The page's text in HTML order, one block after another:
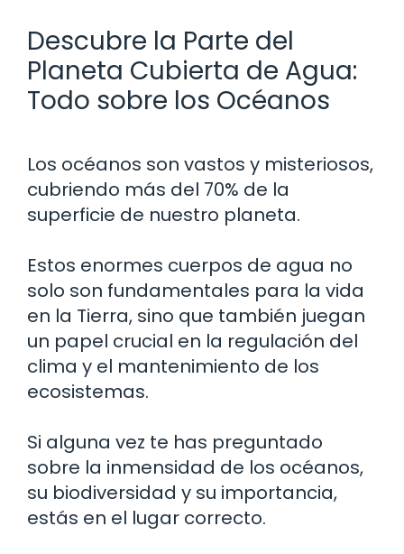
Descubre la Parte del
Planeta Cubierta de Agua:
Todo sobre los Océanos
Los océanos son vastos y misteriosos,
cubriendo más del 70% de la
superficie de nuestro planeta.
Estos enormes cuerpos de agua no
solo son fundamentales para la vida
en la Tierra, sino que también juegan
un papel crucial en la regulación del
clima y el mantenimiento de los
ecosistemas.
Si alguna vez te has preguntado
sobre la inmensidad de los océanos,
su biodiversidad y su importancia,
estás en el lugar correcto.